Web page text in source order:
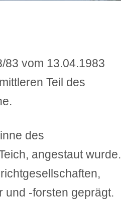
83 vom 13.04.1983
Teil des
des
angestaut wurde.
und -forsten geprägt.